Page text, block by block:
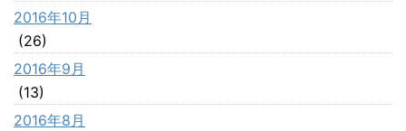
2016年10月
(26)
2016年9月
(13)
2016年8月